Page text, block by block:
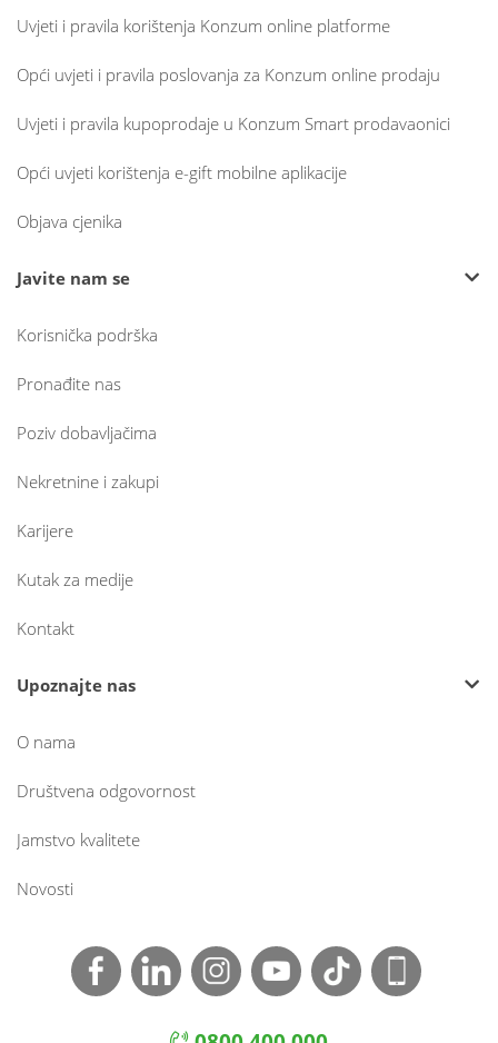
Uvjeti i pravila korištenja Konzum online platforme
Opći uvjeti i pravila poslovanja za Konzum online prodaju
Uvjeti i pravila kupoprodaje u Konzum Smart prodavaonici
Opći uvjeti korištenja e-gift mobilne aplikacije
Objava cjenika
Javite nam se
Korisnička podrška
Pronađite nas
Poziv dobavljačima
Nekretnine i zakupi
Karijere
Kutak za medije
Kontakt
Upoznajte nas
O nama
Društvena odgovornost
Jamstvo kvalitete
Novosti